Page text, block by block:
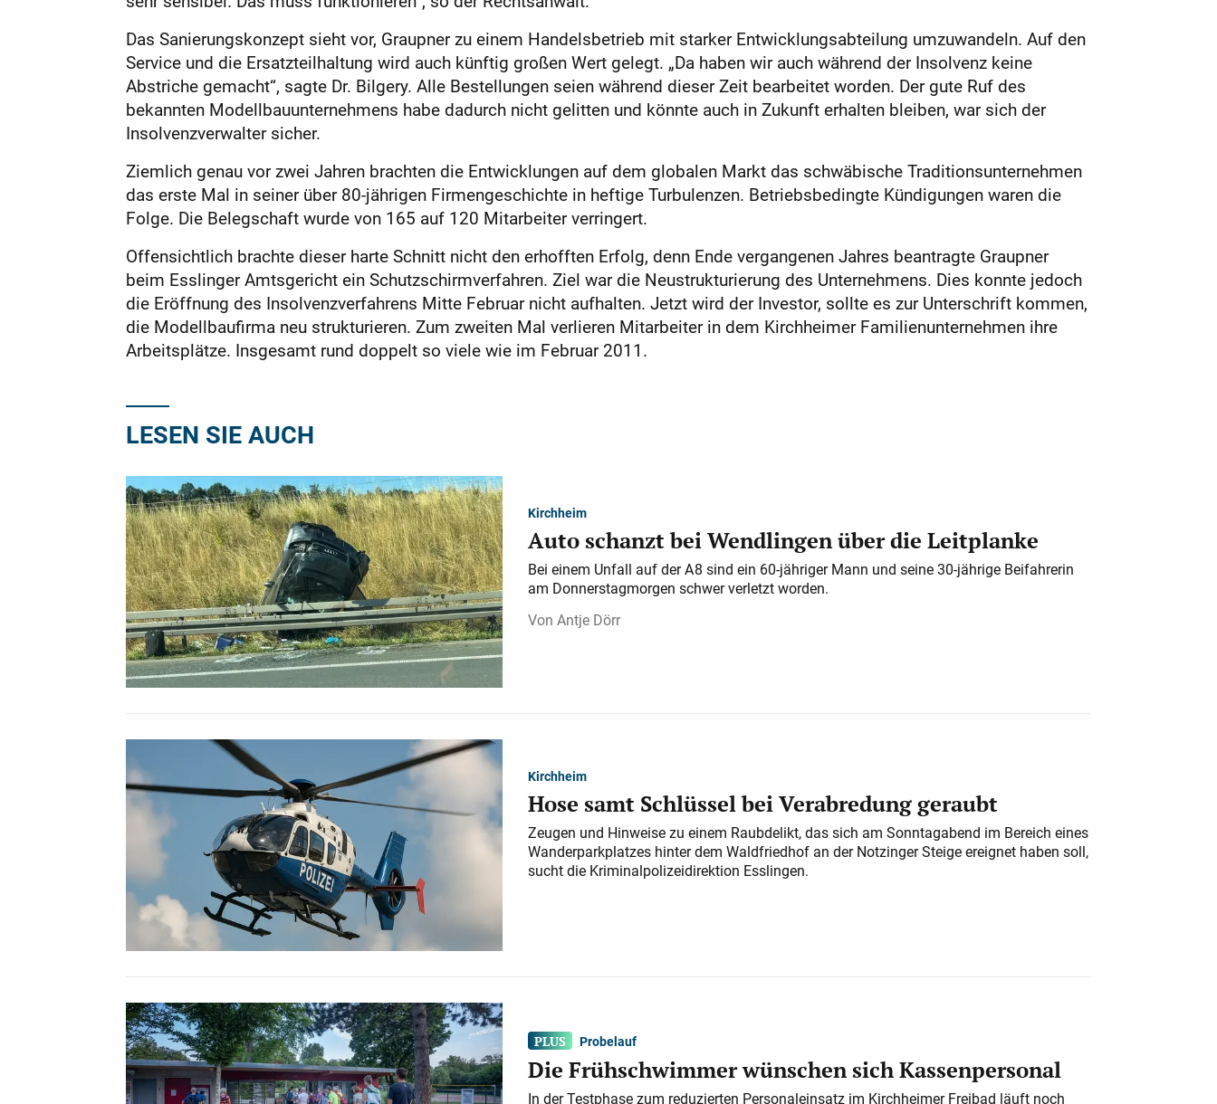
Das Sanierungskonzept sieht vor, Graupner zu einem Handelsbetrieb mit starker Entwicklungsabteilung umzuwandeln. Auf den
Service und die Ersatzteilhaltung wird auch künftig großen Wert gelegt. „Da haben wir auch während der Insolvenz keine
Abstriche gemacht“, sagte Dr. Bilgery. Alle Bestellungen seien während dieser Zeit bearbeitet worden. Der gute Ruf des
bekannten Modellbauunternehmens habe dadurch nicht gelitten und könnte auch in Zukunft erhalten bleiben, war sich der
Insolvenzverwalter sicher.
Ziemlich genau vor zwei Jahren brachten die Entwicklungen auf dem globalen Markt das schwäbische Traditionsunternehmen
das erste Mal in seiner über 80-jährigen Firmengeschichte in heftige Turbulenzen. Betriebsbedingte Kündigungen waren die
Folge. Die Belegschaft wurde von 165 auf 120 Mitarbeiter verringert.
Offensichtlich brachte dieser harte Schnitt nicht den erhofften Erfolg, denn Ende vergangenen Jahres beantragte Graupner
beim Esslinger Amtsgericht ein Schutzschirmverfahren. Ziel war die Neustrukturierung des Unternehmens. Dies konnte jedoch
die Eröffnung des Insolvenzverfahrens Mitte Februar nicht aufhalten. Jetzt wird der Investor, sollte es zur Unterschrift kommen,
die Modellbaufirma neu strukturieren. Zum zweiten Mal verlieren Mitarbeiter in dem Kirchheimer Familienunternehmen ihre
Arbeitsplätze. Insgesamt rund doppelt so viele wie im Februar 2011.
LESEN SIE AUCH
Kirchheim
Auto schanzt bei Wendlingen über die Leitplanke
Bei einem Unfall auf der A 8 sind ein 60-jähriger Mann und seine 30-jährige Beifahrerin
am Donnerstagmorgen schwer verletzt worden.
Antje Dörr
Kirchheim
Hose samt Schlüssel bei Verabredung geraubt
Zeugen und Hinweise zu einem Raubdelikt, das sich am Sonntagabend im Bereich eines
Wanderparkplatzes hinter dem Waldfriedhof an der Notzinger Steige ereignet haben soll,
sucht die Kriminalpolizeidirektion Esslingen.
Probelauf
Die Frühschwimmer wünschen sich Kassenpersonal
In der Testphase zum reduzierten Personaleinsatz im Kirchheimer Freibad läuft noch